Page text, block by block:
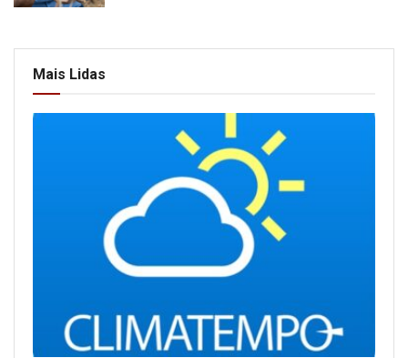
Mais Lidas